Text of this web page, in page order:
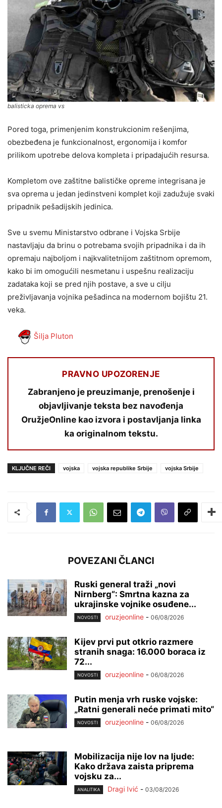
balisticka oprema vs
Pored toga, primenjenim konstrukcionim rešenjima,
obezbeđena je funkcionalnost, ergonomija i komfor
prilikom upotrebe delova kompleta i pripadajućih resursa.
Kompletom ove zaštitne balističke opreme integrisana je
sva oprema u jedan jedinstveni komplet koji zadužuje svaki
pripadnik pešadijskih jedinica.
Sve u svemu Ministarstvo odbrane i Vojska Srbije
nastavljaju da brinu o potrebama svojih pripadnika i da ih
opremaju najboljom i najkvalitetnijom zaštitnom opremom,
kako bi im omogućili nesmetanu i uspešnu realizaciju
zadataka koji se pred njih postave, a sve u cilju
preživljavanja vojnika pešadinca na modernom bojištu 21.
veka.
Šilja Pluton
PRAVNO UPOZORENJE
Zabranjeno je preuzimanje, prenošenje i
objavljivanje teksta bez navođenja
OružjeOnline kao izvora i postavljanja linka
ka originalnom tekstu.
KLJUČNE REČI vojska vojska republike Srbije vojska Srbije
POVEZANI ČLANCI
Ruski general traži „novi
Nirnberg“: Smrtna kazna za
ukrajinske vojnike osuđene...
NOVOSTI oruzjeonline - 06/08/2026
Kijev prvi put otkrio razmere
stranih snaga: 16.000 boraca iz
72...
NOVOSTI oruzjeonline - 06/08/2026
Putin menja vrh ruske vojske:
„Ratni generali neće primati mito“
NOVOSTI oruzjeonline - 06/08/2026
Mobilizacija nije lov na ljude:
Kako država zaista priprema
vojsku za...
ANALITIKA Dragi Ivić - 03/08/2026